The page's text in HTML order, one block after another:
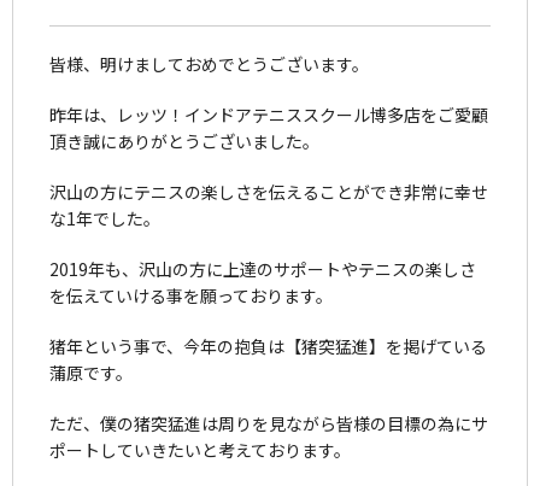
皆様、明けましておめでとうございます。
昨年は、レッツ！インドアテニススクール博多店をご愛顧
頂き誠にありがとうございました。
沢山の方にテニスの楽しさを伝えることができ非常に幸せ
な1年でした。
2019年も、沢山の方に上達のサポートやテニスの楽しさ
を伝えていける事を願っております。
猪年という事で、今年の抱負は【猪突猛進】を掲げている
蒲原です。
ただ、僕の猪突猛進は周りを見ながら皆様の目標の為にサ
ポートしていきたいと考えております。